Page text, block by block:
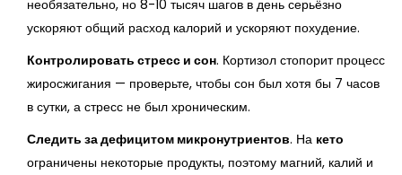
необязательно, но 8-10 тысяч шагов в день серьёзно
ускоряют общий расход калорий и ускоряют похудение.
Контролировать стресс и сон. Кортизол стопорит процесс
жиросжигания — проверьте, чтобы сон был хотя бы 7 часов
в сутки, а стресс не был хроническим.
Следить за дефицитом микронутриентов. На кето
ограничены некоторые продукты, поэтому магний, калий и